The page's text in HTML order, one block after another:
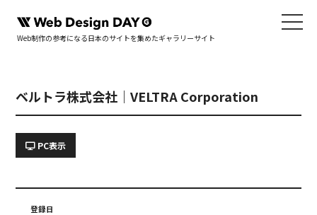
Web制作の参考になる日本のサイトを集めたギャラリーサイト
ベルトラ株式会社｜VELTRA Corporation
PC表示
登録日